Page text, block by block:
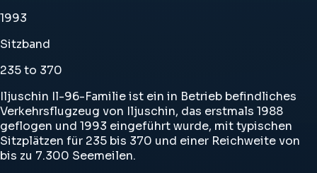
1993
Sitzband
235 to 370
Iljuschin Il-96-Familie ist ein in Betrieb befindliches
Verkehrsflugzeug von Iljuschin, das erstmals 1988
geflogen und 1993 eingeführt wurde, mit typischen
Sitzplätzen für 235 bis 370 und einer Reichweite von
bis zu 7.300 Seemeilen.